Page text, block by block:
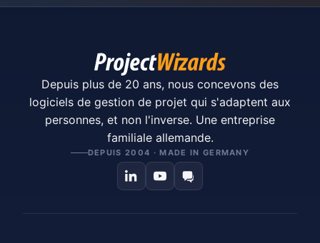
Depuis plus de 20 ans, nous concevons des
logiciels de gestion de projet qui s'adaptent aux
personnes, et non l'inverse. Une entreprise
familiale allemande.
DEPUIS 2004 · MADE IN GERMANY